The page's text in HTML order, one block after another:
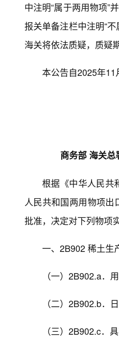
中注明“属于两用物项”
报关单备注栏中注明“
海关将依法质疑，质疑
本公告自2025年
商务部 海关
根据《中华人民共
人民共和国两用物项
批准，决定对下列物项
一、2B902 稀土生
（一）2B902.a．
（二）2B902.b．
（三）2B902.c．